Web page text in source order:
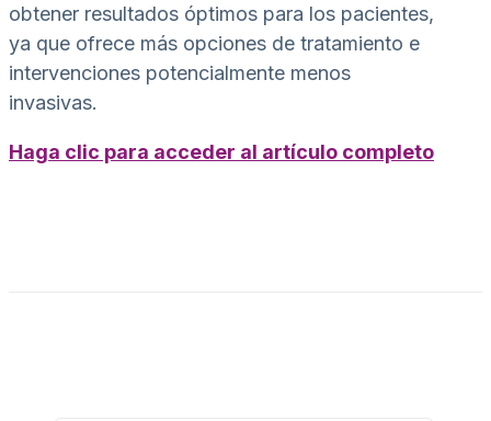
obtener resultados óptimos para los pacientes,
ya que ofrece más opciones de tratamiento e
intervenciones potencialmente menos
invasivas.
Haga clic para acceder al artículo completo